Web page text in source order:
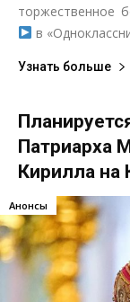
торжественное
в
Узнать больше
Патриарха
Кирилла на
Анонсы